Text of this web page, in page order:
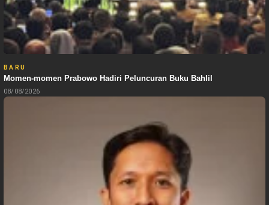
BARU
Momen-momen Prabowo Hadiri Peluncuran Buku Bahlil
08/08/2026